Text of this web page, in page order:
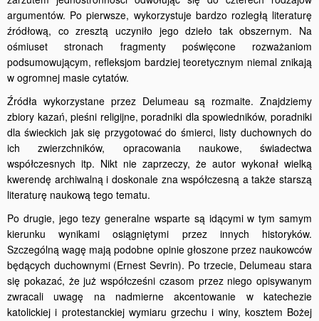
argumentów. Po pierwsze, wykorzystuje bardzo rozległą literaturę
źródłową, co zresztą uczyniło jego dzieło tak obszernym. Na
ośmiuset stronach fragmenty poświęcone rozważaniom
podsumowującym, refleksjom bardziej teoretycznym niemal znikają
w ogromnej masie cytatów.
Źródła wykorzystane przez Delumeau są rozmaite. Znajdziemy
zbiory kazań, pieśni religijne, poradniki dla spowiedników, poradniki
dla świeckich jak się przygotować do śmierci, listy duchownych do
ich zwierzchników, opracowania naukowe, świadectwa
współczesnych itp. Nikt nie zaprzeczy, że autor wykonał wielką
kwerendę archiwalną i doskonale zna współczesną a także starszą
literaturę naukową tego tematu.
Po drugie, jego tezy generalne wsparte są idącymi w tym samym
kierunku wynikami osiągniętymi przez innych historyków.
Szczególną wagę mają podobne opinie głoszone przez naukowców
będących duchownymi (Ernest Sevrin). Po trzecie, Delumeau stara
się pokazać, że już współcześni czasom przez niego opisywanym
zwracali uwagę na nadmierne akcentowanie w katechezie
katolickiej i protestanckiej wymiaru grzechu i winy, kosztem Bożej